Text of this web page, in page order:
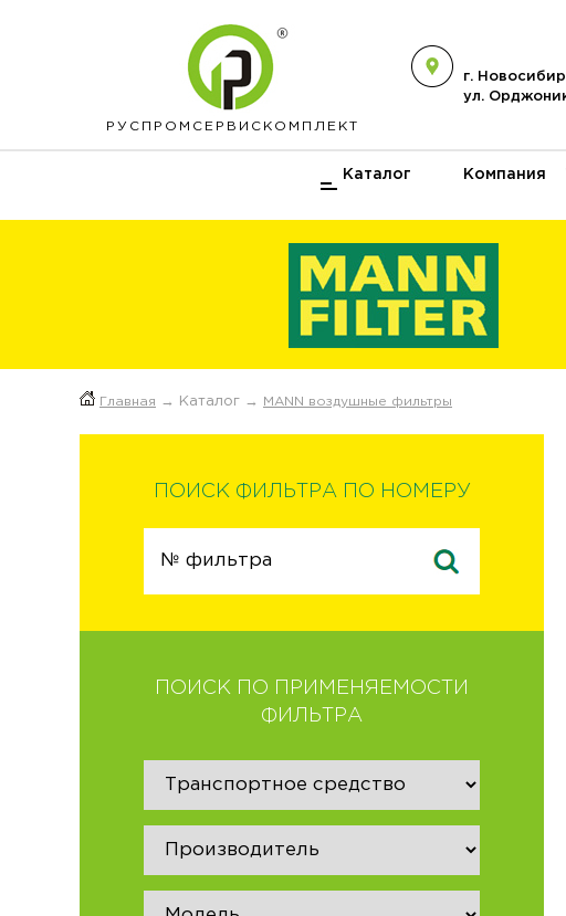
РУСПРОМ СЕРВИСКОМПЛЕКТ
г.
ул.
Каталог Компания
Главная → Каталог → MANN воздушные фильтры
ПОИСК ФИЛЬТРА ПО НОМЕРУ
ПОИСК ПО ПРИМЕНЯЕМОСТИ
ФИЛЬТРА